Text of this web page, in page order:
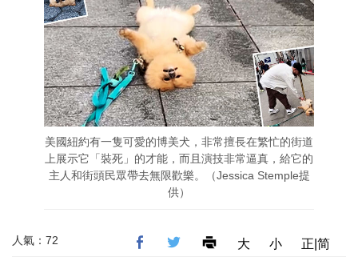
美國紐約有一隻可愛的博美犬，非常擅長在繁忙的街道
上展示它「裝死」的才能，而且演技非常逼真，給它的
主人和街頭民眾帶去無限歡樂。（Jessica Stemple提
供）
人氣：72 大 小 正|简